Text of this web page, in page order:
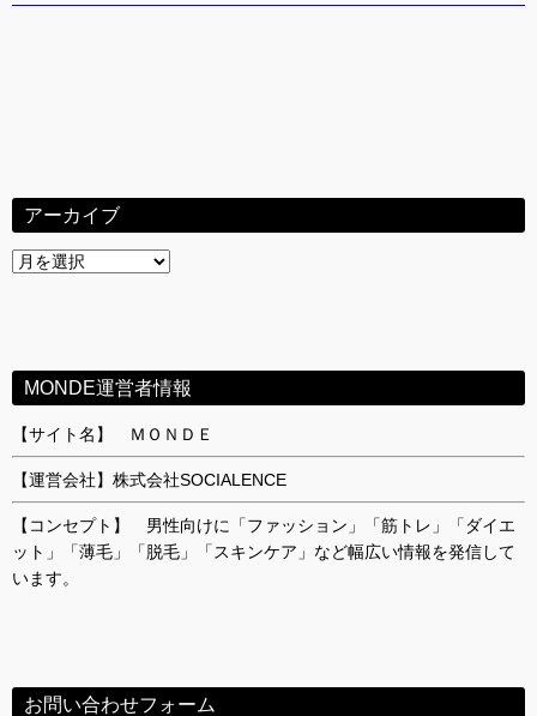
アーカイブ
ア
MONDE運営者情報
【サイト名】 ＭＯＮＤＥ
【運営会社】株式会社SOCIALENCE
【コンセプト】 男性向けに「ファッション」「筋トレ」「ダイエ
ット」「薄毛」「脱毛」「スキンケア」など幅広い情報を発信して
います。
お問い合わせフォーム